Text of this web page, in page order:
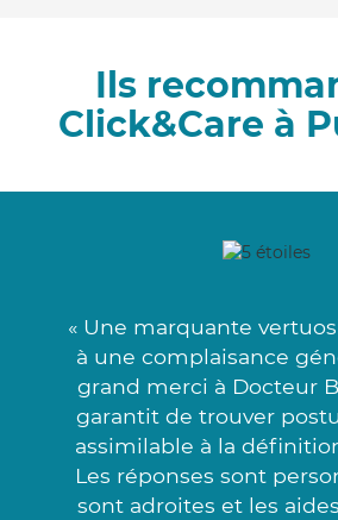
Ils
Click&Care à
« Une marquante
à une complaisance
grand merci à Docteur
garantit de trouver
assimilable à la
Les réponses sont
sont adroites et les